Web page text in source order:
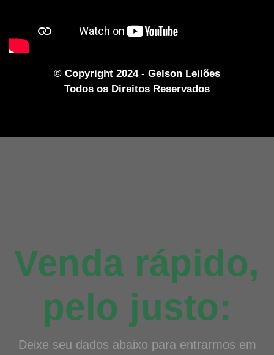
© Copyright 2024 - Gelson Leilões
Todos os Direitos Reservados
Venda rápido,
pelo justo:
Deixe seu dados abaixo para entrarmos em